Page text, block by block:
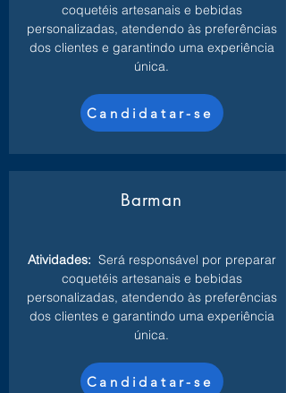
coquetéis artesanais e bebidas
personalizadas, atendendo às preferências
dos clientes e garantindo uma experiência
única.
Candidatar-se
Barman
Atividades: Será responsável por preparar
coquetéis artesanais e bebidas
personalizadas, atendendo às preferências
dos clientes e garantindo uma experiência
única.
Candidatar-se